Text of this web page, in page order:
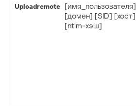
Uploadremote [имя_пользователя]
[домен] [SID] [хост]
[ntlm-хэш]